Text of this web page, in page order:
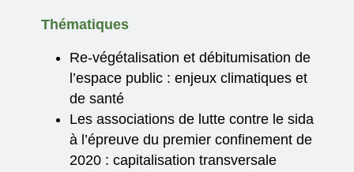
Thématiques
Re-végétalisation et débitumisation de
l’espace public : enjeux climatiques et
de santé
Les associations de lutte contre le sida
à l’épreuve du premier confinement de
2020 : capitalisation transversale